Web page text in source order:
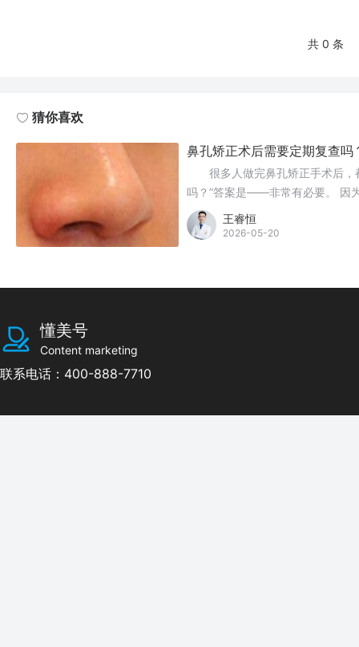
共 0 条
猜你喜欢
鼻孔矫正术后需要定期复查
理好了
很多人做完鼻孔矫正手术后，
吗？”答案是——非常有必要。 因
能涉及假体植入、组织重建等深
期是“看不见”的，等你自己发现
王睿恒
2026-05-20
懂美号
Content marketing
联系电话：400-888-7710